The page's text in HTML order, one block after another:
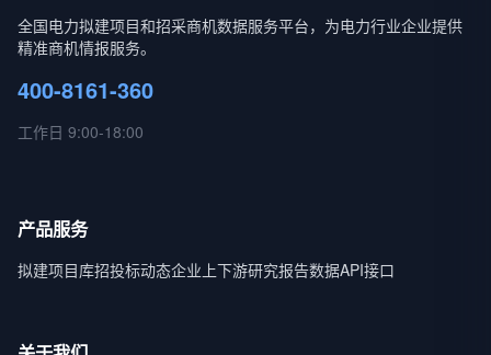
全国电力拟建项目和招采商机数据服务平台，为电力行业企业提供
精准商机情报服务。
400-8161-360
工作日 9:00-18:00
产品服务
拟建项目库招投标动态企业上下游研究报告数据API接口